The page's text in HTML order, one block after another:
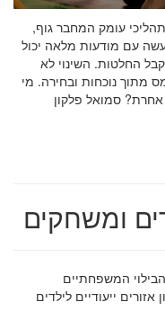
עומק המחבר גוף,
עם מודעות מלאה יכול
החלטות. השינוי לא
מתוך נוכחות ובחירה. מי
ומשחקים
המשפחתיים
ייעודיים לילדים